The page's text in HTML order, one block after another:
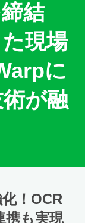
結
現場
に
が融
！OCR
携も実現